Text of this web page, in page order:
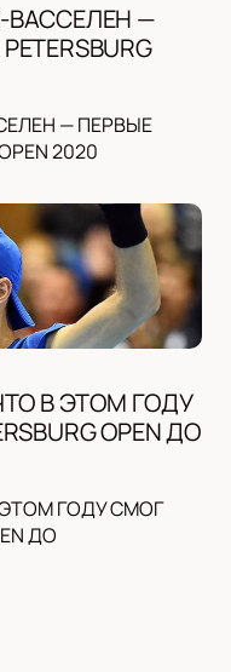
ВАССЕЛЕН —
— ПЕРВЫЕ
2020
В ЭТОМ ГОДУ
OPEN ДО
ГОДУ СМОГ
ДО